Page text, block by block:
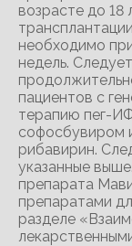
возрасте до 18
необходимо
недель.
пациентов с
терапию пег-
софосбувиром
рибавирин.
указанные
препарата
препаратами
разделе